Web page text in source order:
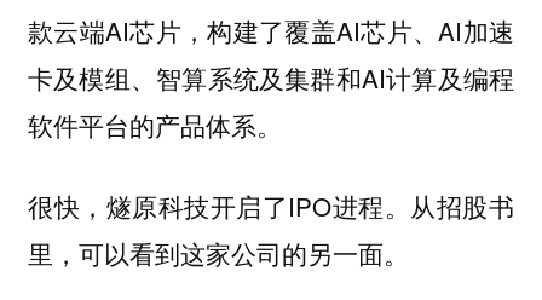
款云端AI芯片，构建了覆盖AI芯片、AI加速
卡及模组、智算系统及集群和AI计算及编程
软件平台的产品体系。
很快，燧原科技开启了IPO进程。从招股书
里，可以看到这家公司的另一面。